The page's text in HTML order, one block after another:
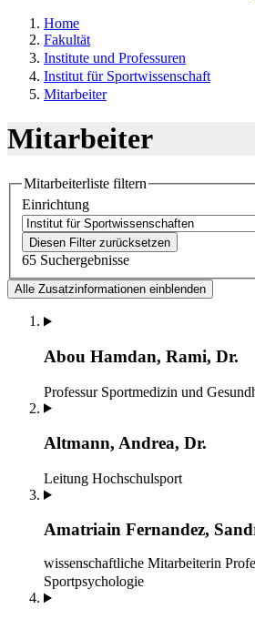
Home
Fakultät
Institute und Professuren
Institut für Sportwissenschaft
Mitarbeiter
Mitarbeiter
Mitarbeiterliste filtern
Einrichtung
Diesen Filter zurücksetzen
65 Suchergebnisse
Alle Zusatzinformationen einblenden
Abou Hamdan, Rami, Dr.
Professur Sportmedizin und
Altmann, Andrea, Dr.
Leitung Hochschulsport
Amatriain Fernandez,
wissenschaftliche Mitarbeiterin
Sportpsychologie